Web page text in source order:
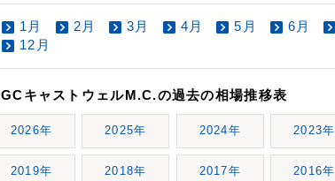
1月 2月 3月 4月 5月 6月
12月
GCキャストウェルM.C.の過去の相場推移表
2026年 2025年 2024年 2023年
2019年 2018年 2017年 2016年